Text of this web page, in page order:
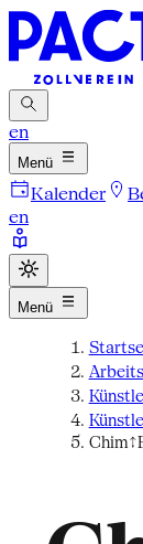
en
Menü
Kalender
en
Menü